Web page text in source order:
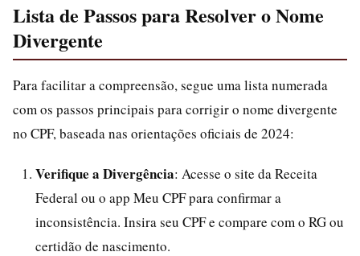
Lista de Passos para Resolver o Nome
Divergente
Para facilitar a compreensão, segue uma lista numerada
com os passos principais para corrigir o nome divergente
no CPF, baseada nas orientações oficiais de 2024:
Verifique a Divergência: Acesse o site da Receita
Federal ou o app Meu CPF para confirmar a
inconsistência. Insira seu CPF e compare com o RG ou
certidão de nascimento.